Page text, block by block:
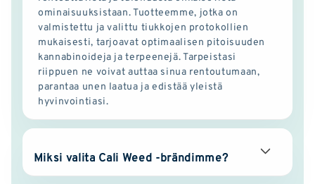
ominaisuuksistaan. Tuotteemme, jotka on
valmistettu ja valittu tiukkojen protokollien
mukaisesti, tarjoavat optimaalisen pitoisuuden
kannabinoideja ja terpeenejä. Tarpeistasi
riippuen ne voivat auttaa sinua rentoutumaan,
parantaa unen laatua ja edistää yleistä
hyvinvointiasi.
Miksi valita Cali Weed -brändimme?